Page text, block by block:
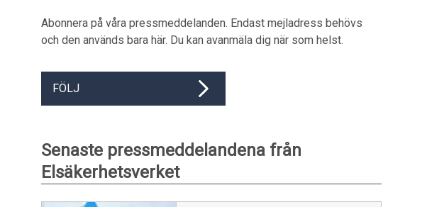
Abonnera på våra pressmeddelanden. Endast mejladress behövs
och den används bara här. Du kan avanmäla dig när som helst.
FÖLJ
Senaste pressmeddelandena från
Elsäkerhetsverket